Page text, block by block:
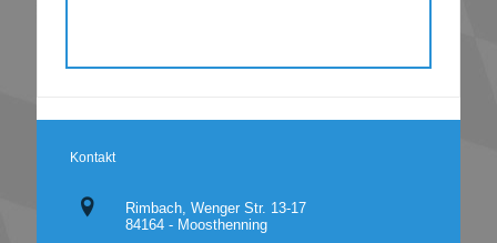
Kontakt
Rimbach, Wenger Str. 13-17
84164 - Moosthenning